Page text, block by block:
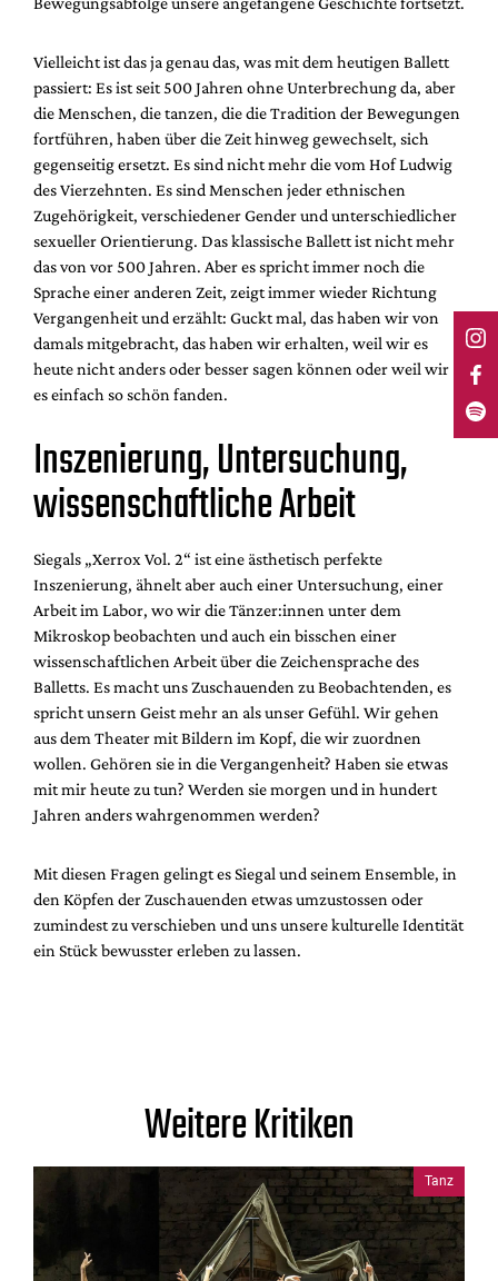
Vielleicht ist das ja genau das, was mit dem heutigen Ballett
passiert: Es ist seit 500 Jahren ohne Unterbrechung da, aber
die Menschen, die tanzen, die die Tradition der Bewegungen
fortführen, haben über die Zeit hinweg gewechselt, sich
gegenseitig ersetzt. Es sind nicht mehr die vom Hof Ludwig
des Vierzehnten. Es sind Menschen jeder ethnischen
Zugehörigkeit, verschiedener Gender und unterschiedlicher
sexueller Orientierung. Das klassische Ballett ist nicht mehr
das von vor 500 Jahren. Aber es spricht immer noch die
Sprache einer anderen Zeit, zeigt immer wieder Richtung
Vergangenheit und erzählt: Guckt mal, das haben wir von
damals mitgebracht, das haben wir erhalten, weil wir es
heute nicht anders oder besser sagen können oder weil wir
es einfach so schön fanden.
Inszenierung, Untersuchung,
wissenschaftliche Arbeit
Siegals „Xerrox Vol. 2“ ist eine ästhetisch perfekte
Inszenierung, ähnelt aber auch einer Untersuchung, einer
Arbeit im Labor, wo wir die Tänzer:innen unter dem
Mikroskop beobachten und auch ein bisschen einer
wissenschaftlichen Arbeit über die Zeichensprache des
Balletts. Es macht uns Zuschauenden zu Beobachtenden, es
spricht unsern Geist mehr an als unser Gefühl. Wir gehen
aus dem Theater mit Bildern im Kopf, die wir zuordnen
wollen. Gehören sie in die Vergangenheit? Haben sie etwas
mit mir heute zu tun? Werden sie morgen und in hundert
Jahren anders wahrgenommen werden?
Mit diesen Fragen gelingt es Siegal und seinem Ensemble, in
den Köpfen der Zuschauenden etwas umzustossen oder
zumindest zu verschieben und uns unsere kulturelle Identität
ein Stück bewusster erleben zu lassen.
Weitere Kritiken
Tanz